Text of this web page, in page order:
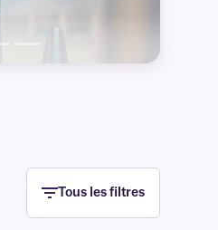
Tous les filtres